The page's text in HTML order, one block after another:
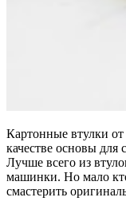
Картонные втулки от туалетной бумаги часто используют в
качестве основы для
Лучше всего из
машинки. Но мало
смастерить